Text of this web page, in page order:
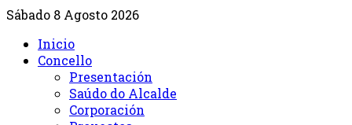
Sábado 8 Agosto 2026
Inicio
Concello
Presentación
Saúdo do Alcalde
Corporación